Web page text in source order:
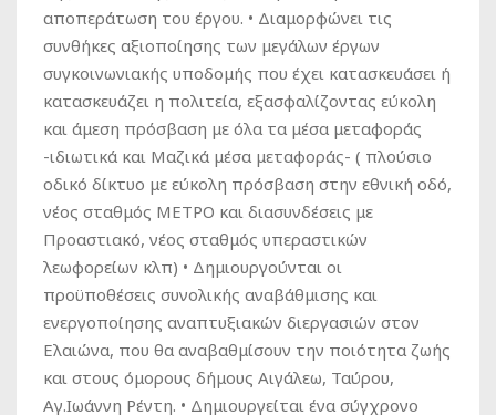
αποπεράτωση του έργου. • Διαμορφώνει τις
συνθήκες αξιοποίησης των μεγάλων έργων
συγκοινωνιακής υποδομής που έχει κατασκευάσει ή
κατασκευάζει η πολιτεία, εξασφαλίζοντας εύκολη
και άμεση πρόσβαση με όλα τα μέσα μεταφοράς
-ιδιωτικά και Μαζικά μέσα μεταφοράς- ( πλούσιο
οδικό δίκτυο με εύκολη πρόσβαση στην εθνική οδό,
νέος σταθμός ΜΕΤΡΟ και διασυνδέσεις με
Προαστιακό, νέος σταθμός υπεραστικών
λεωφορείων κλπ) • Δημιουργούνται οι
προϋποθέσεις συνολικής αναβάθμισης και
ενεργοποίησης αναπτυξιακών διεργασιών στον
Ελαιώνα, που θα αναβαθμίσουν την ποιότητα ζωής
και στους όμορους δήμους Αιγάλεω, Ταύρου,
Αγ.Ιωάννη Ρέντη. • Δημιουργείται ένα σύγχρονο